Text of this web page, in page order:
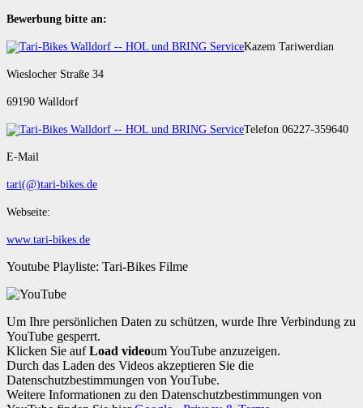
Bewerbung bitte an:
Kazem Tariwerdian
Wieslocher Straße 34
69190 Walldorf
Telefon 06227-359640
E-Mail
tari(@)tari-bikes.de
Webseite:
www.tari-bikes.de
Youtube Playliste: Tari-Bikes Filme
Um Ihre persönlichen Daten zu schützen, wurde Ihre Verbindung zu
YouTube gesperrt.
Klicken Sie aufLoad videoum YouTube anzuzeigen.
Durch das Laden des Videos akzeptieren Sie die
Datenschutzbestimmungen von YouTube.
Weitere Informationen zu den Datenschutzbestimmungen von